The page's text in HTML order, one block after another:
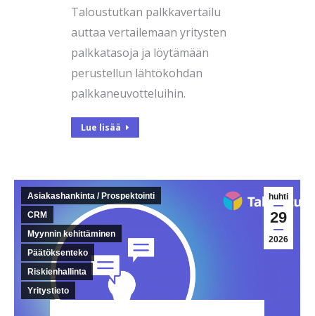
Taloustutkan palkkavertailu
auttaa vertailemaan yritysten
palkkatasoja ja löytämään
perustellun lähtökohdan
palkkaneuvotteluihin.
Lue lisää
huhti
29
2026
Asiakashankinta / Prospektointi
CRM
Myynnin kehittäminen
Päätöksenteko
Riskienhallinta
Yritystieto